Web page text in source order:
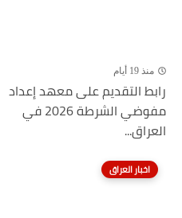
منذ 19 أيام
رابط التقديم على معهد إعداد
مفوضي الشرطة 2026 في
العراق...
اخبار العراق